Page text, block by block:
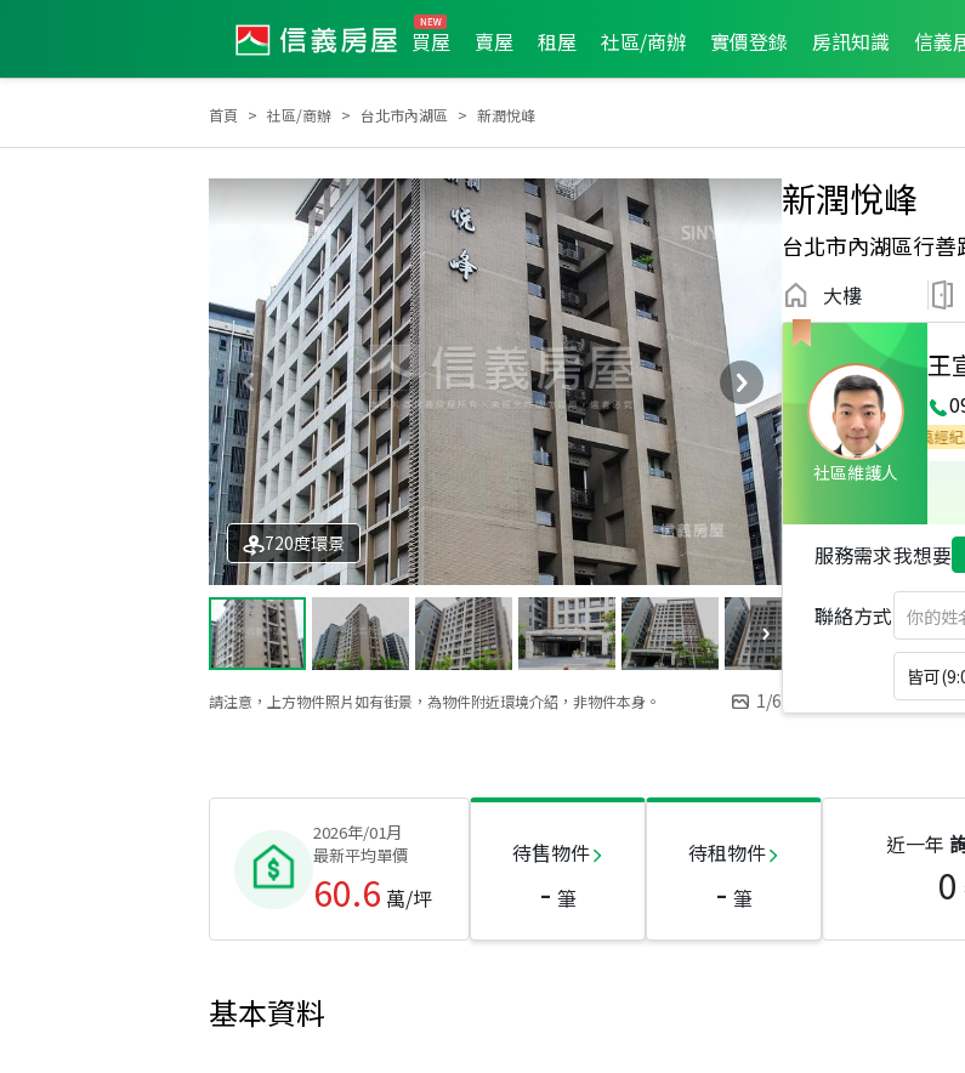
買屋 賣屋 租屋 社區/商辦 實價登錄 房訊知識 信義
首頁 社區/商辦 台北市內湖區 新潤悅峰
請注意，上方物件照片如有街景，為物件附近環境介紹，非物件本身。 1/6
720度環景
新潤悅峰
台北市內湖區行
大樓
社區維護人
王
2025年7月區業績TOP1 2025年7月區成件TOP3 2025年4月區成件TOP3 2025年7月業績破二百萬經紀人員
服務需求我想要
聯絡方式
皆可
2026年/01月
最新平均單價
60.6 萬/坪
待售物件
- 筆
待租物件
- 筆
近一年
0
基本資料